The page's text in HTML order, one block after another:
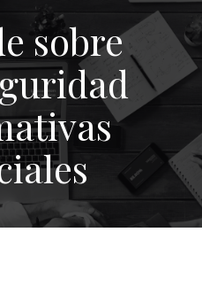
sobre